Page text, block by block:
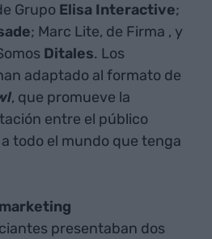
Grupo Elisa Interactive;
; Marc Lite, de Firma , y
Ditales. Los
adaptado al formato de
, que promueve la
entre el público
todo el mundo que tenga
presentaban dos